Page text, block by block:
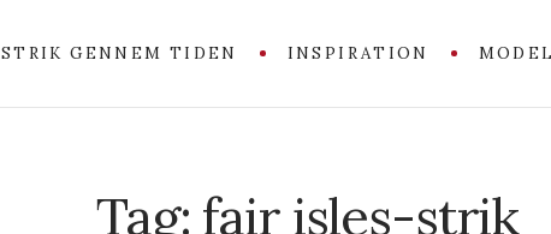
STRIK GENNEM TIDEN INSPIRATION
Tag: fair isles-strik